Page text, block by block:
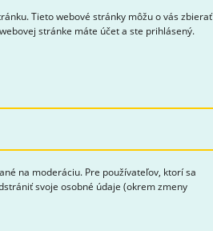
Tieto webové stránky môžu o vás zbierať
stránke máte účet a ste prihlásený.
na moderáciu. Pre používateľov, ktorí sa
svoje osobné údaje (okrem zmeny